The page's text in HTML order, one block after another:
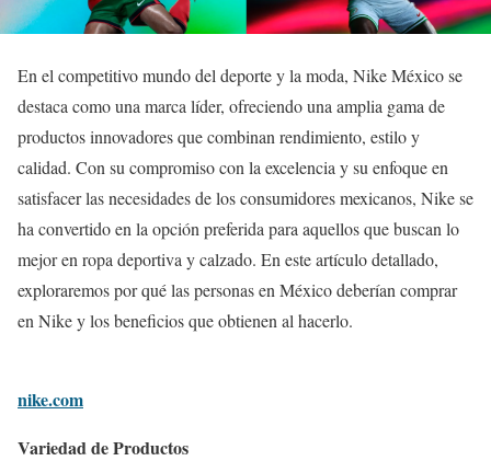
En el competitivo mundo del deporte y la moda, Nike México se
destaca como una marca líder, ofreciendo una amplia gama de
productos innovadores que combinan rendimiento, estilo y
calidad. Con su compromiso con la excelencia y su enfoque en
satisfacer las necesidades de los consumidores mexicanos, Nike se
ha convertido en la opción preferida para aquellos que buscan lo
mejor en ropa deportiva y calzado. En este artículo detallado,
exploraremos por qué las personas en México deberían comprar
en Nike y los beneficios que obtienen al hacerlo.
nike.com
Variedad de Productos